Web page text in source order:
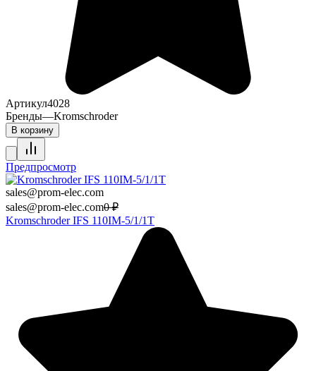
Артикул4028
Бренды—Kromschroder
В корзину
Предпросмотр
sales@prom-elec.com
sales@prom-elec.com0 ₽
Kromschroder IFS 110IM-5/1/1T